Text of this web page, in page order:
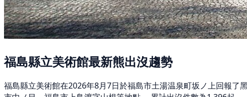
福島縣立美術館最新熊出沒趨勢
福島縣立美術館在2026年8月7日於福島市土湯温泉町坂ノ上回報